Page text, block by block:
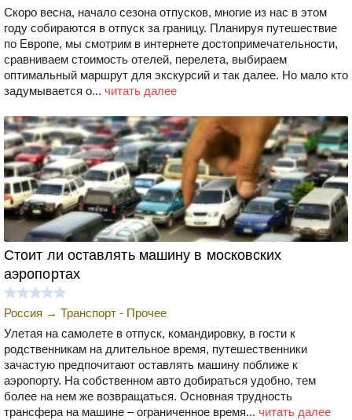
Скоро весна, начало сезона отпусков, многие из нас в этом
году собираются в отпуск за границу. Планируя путешествие
по Европе, мы смотрим в интернете достопримечательности,
сравниваем стоимость отелей, перелета, выбираем
оптимальный маршрут для экскурсий и так далее. Но мало кто
задумывается о... читать далее
Стоит ли оставлять машину в московских
аэропортах
Россия → Транспорт - Прочее
Улетая на самолете в отпуск, командировку, в гости к
родственникам на длительное время, путешественники
зачастую предпочитают оставлять машину поближе к
аэропорту. На собственном авто добираться удобно, тем
более на нем же возвращаться. Основная трудность
трансфера на машине – ограниченное время... читать далее